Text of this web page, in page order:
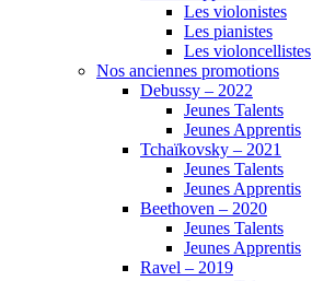
Les violonistes
Les pianistes
Les violoncellistes
Nos anciennes promotions
Debussy – 2022
Jeunes Talents
Jeunes Apprentis
Tchaïkovsky – 2021
Jeunes Talents
Jeunes Apprentis
Beethoven – 2020
Jeunes Talents
Jeunes Apprentis
Ravel – 2019